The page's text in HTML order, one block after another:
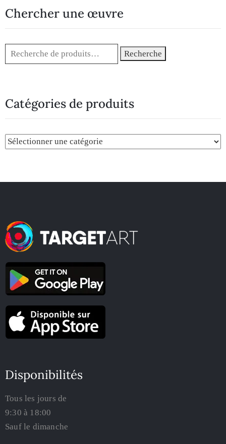
Chercher une œuvre
Recherche
Catégories de produits
Disponibilités
Tous les jours de
9:30 à 18:00
Sauf le dimanche